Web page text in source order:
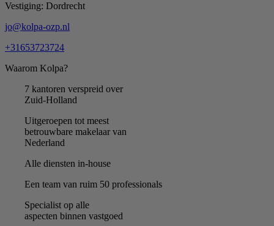
Vestiging: Dordrecht
jo@kolpa-ozp.nl
+31653723724
Waarom Kolpa?
7 kantoren verspreid over
Zuid-Holland
Uitgeroepen tot meest
betrouwbare makelaar van
Nederland
Alle diensten in-house
Een team van ruim 50 professionals
Specialist op alle
aspecten binnen vastgoed